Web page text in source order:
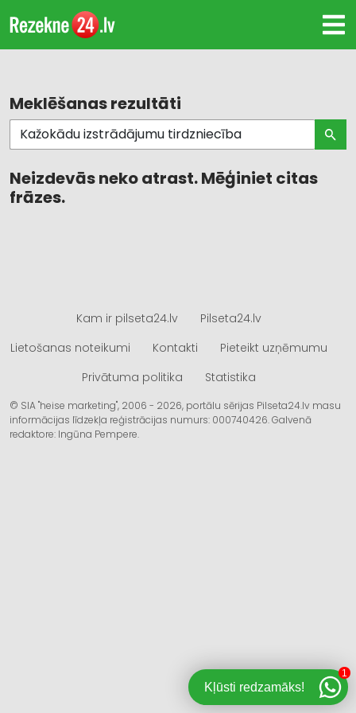
Meklēšanas rezultāti
Neizdevās neko atrast. Mēģiniet citas
frāzes.
Kam ir pilseta24.lv
Pilseta24.lv
Lietošanas noteikumi
Kontakti
Pieteikt uzņēmumu
Privātuma politika
Statistika
© SIA "heise marketing", 2006 - 2026, portālu sērijas Pilseta24.lv masu
informācijas līdzekļa reģistrācijas numurs: 000740426. Galvenā
redaktore: Ingūna Pempere.
Kļūsti redzamāks!
1